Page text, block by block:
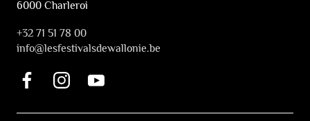
6000 Charleroi
+32 71 51 78 00
info@lesfestivalsdewallonie.be